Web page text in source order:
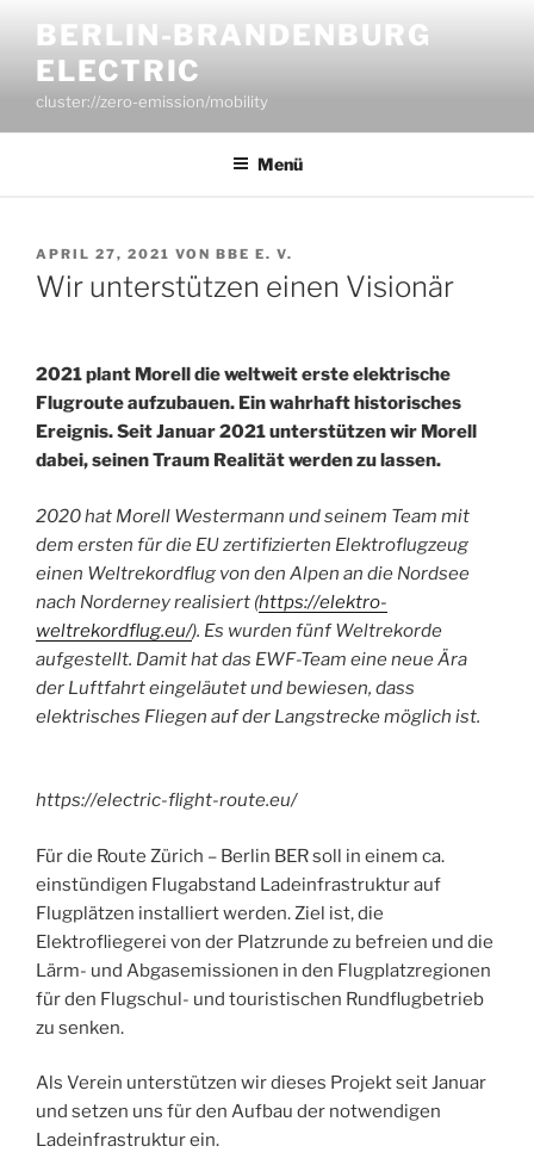
Inhalt
springen
BERLIN-BRANDENBURG
ELECTRIC
cluster://zero-emission/mobility
Menü
VERÖFFENTLICHT
AM
APRIL 27, 2021 VON BBE E. V.
Wir unterstützen einen Visionär
2021 plant Morell die weltweit erste elektrische
Flugroute aufzubauen. Ein wahrhaft historisches
Ereignis.Seit Januar 2021 unterstützen wir Morell
dabei, seinen Traum Realität werden zu lassen.
2020 hat Morell Westermann und seinem Team mit
dem ersten für die EU zertifizierten Elektroflugzeug
einen Weltrekordflug von den Alpen an die Nordsee
nach Norderney realisiert (https://elektro-
weltrekordflug.eu/). Es wurden fünf Weltrekorde
aufgestellt. Damit hat das EWF-Team eine neue Ära
der Luftfahrt eingeläutet und bewiesen, dass
elektrisches Fliegen auf der Langstrecke möglich ist.
https://electric-flight-route.eu/
Für die Route Zürich – Berlin BER soll in einem ca.
einstündigen Flugabstand Ladeinfrastruktur auf
Flugplätzen installiert werden. Ziel ist, die
Elektrofliegerei von der Platzrunde zu befreien und die
Lärm- und Abgasemissionen in den Flugplatzregionen
für den Flugschul- und touristischen Rundflugbetrieb
zu senken.
Als Verein unterstützen wir dieses Projekt seit Januar
und setzen uns für den Aufbau der notwendigen
Ladeinfrastruktur ein.